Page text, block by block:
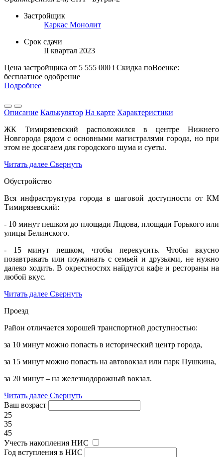
Застройщик
Каркас Монолит
Срок сдачи
II квартал 2023
Цена застройщика от 5 555 000 i Скидка поВоенке:
бесплатное одобрение
Подробнее
Описание Калькулятор На карте Характеристики
ЖК Тимирязевский расположился в центре Нижнего
Новгорода рядом с основными магистралями города, но при
этом не досягаем для городского шума и суеты.
Читать далее Свернуть
Обустройство
Вся инфраструктура города в шаговой доступности от КМ
Тимирязевский:
- 10 минут пешком до площади Лядова, площади Горького или
улицы Белинского.
- 15 минут пешком, чтобы перекусить. Чтобы вкусно
позавтракать или поужинать с семьей и друзьями, не нужно
далеко ходить. В окрестностях найдутся кафе и рестораны на
любой вкус.
Читать далее Свернуть
Проезд
Район отличается хорошей транспортной доступностью:
за 10 минут можно попасть в исторический центр города,
за 15 минут можно попасть на автовокзал или парк Пушкина,
за 20 минут – на железнодорожный вокзал.
Читать далее Свернуть
Ваш возраст
25
35
45
Учесть накопления НИС
Год вступления в НИС